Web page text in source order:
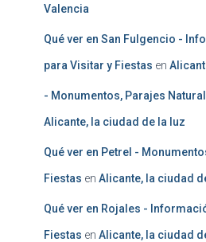
Valencia
Qué ver en San Fulgencio -
para Visitar y Fiestas en
- Monumentos, Parajes
Alicante, la ciudad de la luz
Qué ver en Petrel -
Fiestas en Alicante, la ciudad
Qué ver en Rojales -
Fiestas en Alicante, la ciudad